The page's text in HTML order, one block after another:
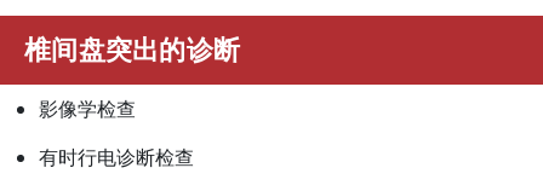
椎间盘突出的诊断
影像学检查
有时行电诊断检查